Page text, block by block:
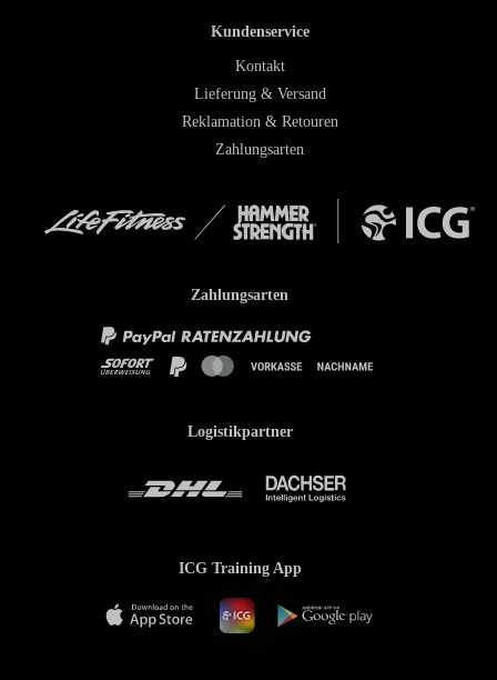
Kundenservice
Kontakt
Lieferung & Versand
Reklamation & Retouren
Zahlungsarten
Zahlungsarten
Logistikpartner
ICG Training App